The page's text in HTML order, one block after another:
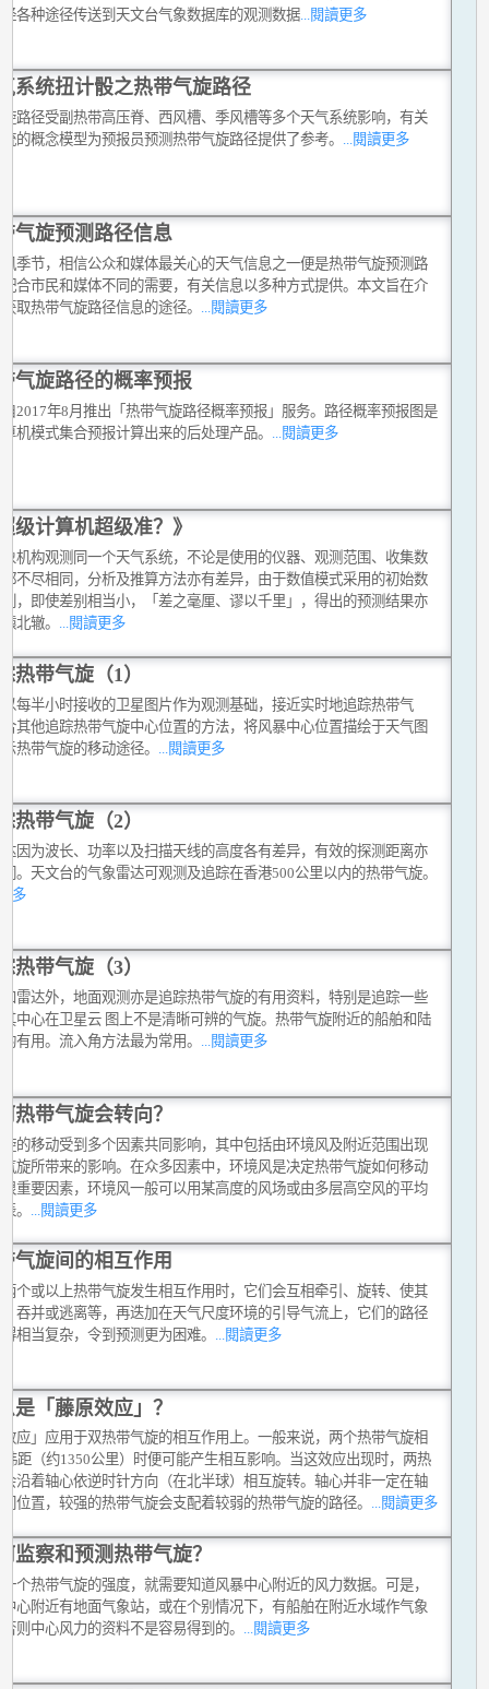
各种途径传送到天文台气象数据库的观测数据 ...閱讀更多
系统扭计骰之热带气旋路径
路径受副热带高压脊、西风槽、季风槽等多个天气系统影响，有关
的概念模型为预报员预测热带气旋路径提供了参考。
...閱讀更多
气旋预测路径信息
季节，相信公众和媒体最关心的天气信息之一便是热带气旋预测路
合市民和媒体不同的需要，有关信息以多种方式提供。本文旨在介
取热带气旋路径信息的途径。 ...閱讀更多
气旋路径的概率预报
2017年8月推出「热带气旋路径概率预报」服务。路径概率预报图是
机模式集合预报计算出来的后处理产品。
...閱讀更多
级计算机超级准？》
机构观测同一个天气系统，不论是使用的仪器、观测范围、收集数
不尽相同，分析及推算方法亦有差异，由于数值模式采用的初始数
，即使差别相当小，「差之毫厘、谬以千里」，得出的预测结果亦
北辙。 ...閱讀更多
热带气旋（1）
每半小时接收的卫星图片作为观测基础，接近实时地追踪热带气
其他追踪热带气旋中心位置的方法，将风暴中心位置描绘于天气图
热带气旋的移动途径。
...閱讀更多
热带气旋（2）
因为波长、功率以及扫描天线的高度各有差异，有效的探测距离亦
。天文台的气象雷达可观测及追踪在香港500公里以内的热带气旋。
多
热带气旋（3）
雷达外，地面观测亦是追踪热带气旋的有用资料，特别是追踪一些
中心在卫星云 图上不是清晰可辨的气旋。热带气旋附近的船舶和陆
有用。流入角方法最为常用。 ...閱讀更多
热带气旋会转向？
的移动受到多个因素共同影响，其中包括由环境风及附近范围出现
旋所带来的影响。在众多因素中，环境风是决定热带气旋如何移动
重要因素，环境风一般可以用某高度的风场或由多层高空风的平均
。
...閱讀更多
气旋间的相互作用
个或以上热带气旋发生相互作用时，它们会互相牵引、旋转、使其
吞并或逃离等，再迭加在天气尺度环境的引导气流上，它们的路径
相当复杂，令到预测更为困难。 ...閱讀更多
是「藤原效应」？
应」应用于双热带气旋的相互作用上。一般来说，两个热带气旋相
纬距（约1350公里）时便可能产生相互影响。当这效应出现时，两热
沿着轴心依逆时针方向（在北半球）相互旋转。轴心并非一定在轴
位置，较强的热带气旋会支配着较弱的热带气旋的路径。 ...閱讀更多
监察和预测热带气旋？
个热带气旋的强度，就需要知道风暴中心附近的风力数据。可是，
心附近有地面气象站，或在个别情况下，有船舶在附近水域作气象
则中心风力的资料不是容易得到的。
...閱讀更多